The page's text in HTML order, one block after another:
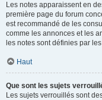
Les notes apparaissent en
première page du forum
est recommandé de les
comme les annonces et les
les notes sont définies par
Haut
Que sont les sujets
Les sujets verrouillés sont